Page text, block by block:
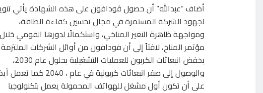
أضاف “عبدالله” أن حصول ڤودافون على هذه الشهادة يأتي
لجهود الشركة المستمرة في مجال تحسين كفاءة الطاقة،
ومواجهة ظاهرة التغير المناخي، واستكمالًا لدورها القومي خلال
مؤتمر المناخ، لافتاً إلى أن فودافون من أوائل الشركات الملتزمة
بخفض انبعاثات الكربون للعمليات التشغيلية بحلول عام 2030،
والوصول إلى صفر انبعاثات كربونية في عام ، 2040
على أن تكون أول مشغل للهواتف المحمولة يعمل بتكنولوجيا